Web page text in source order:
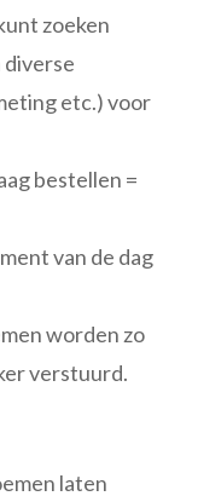
zoeken
etc.) voor
bestellen =
van de dag
worden zo
verstuurd.
laten